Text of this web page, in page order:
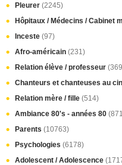
Pleurer (2245)
Hôpitaux / Médecins / Cabinet
Inceste (97)
Afro-américain (231)
Relation élève / professeur
Chanteurs et chanteuses au
Relation mère / fille (514)
Ambiance 80's - années 80
Parents (10763)
Psychologies (6178)
Adolescent / Adolescence